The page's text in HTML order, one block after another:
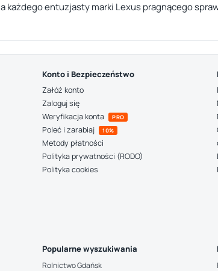
entuzjasty marki Lexus pragnącego
Konto i Bezpieczeństwo
Załóż konto
Zaloguj się
Weryfikacja konta
PRO
Poleć i zarabiaj 10%
Metody płatności
Polityka prywatności (RODO)
Polityka cookies
Popularne wyszukiwania
Rolnictwo Gdańsk